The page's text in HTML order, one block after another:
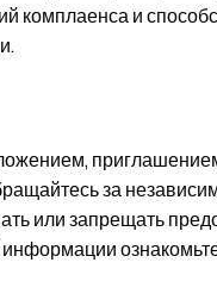
комплаенса и
за
или запрещать